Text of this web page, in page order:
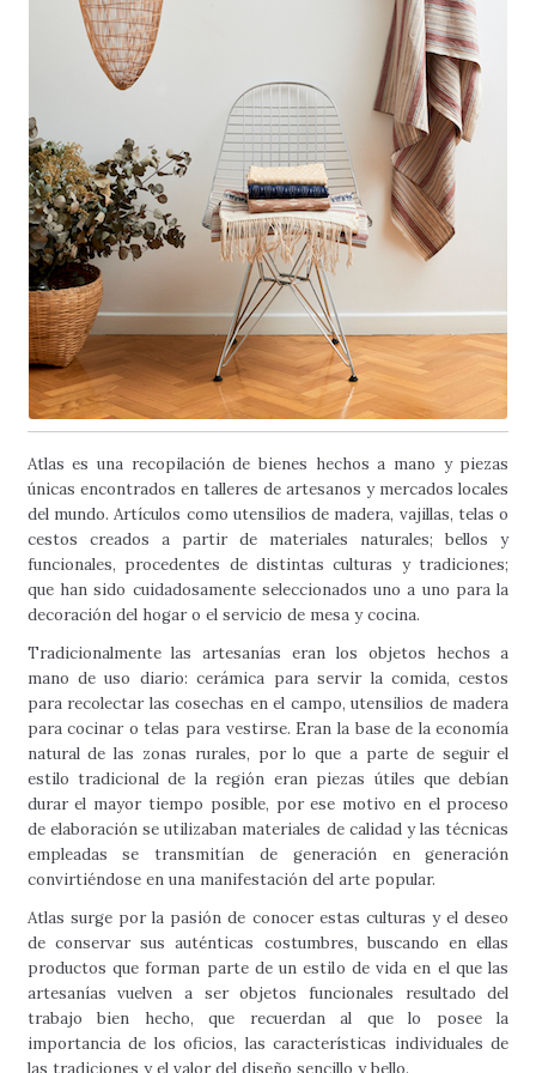
Atlas es una recopilación de bienes hechos a mano y piezas
únicas encontrados en talleres de artesanos y mercados locales
del mundo. Artículos como utensilios de madera, vajillas, telas o
cestos creados a partir de materiales naturales; bellos y
funcionales, procedentes de distintas culturas y tradiciones;
que han sido cuidadosamente seleccionados uno a uno para la
decoración del hogar o el servicio de mesa y cocina.
Tradicionalmente las artesanías eran los objetos hechos a
mano de uso diario: cerámica para servir la comida, cestos
para recolectar las cosechas en el campo, utensilios de madera
para cocinar o telas para vestirse. Eran la base de la economía
natural de las zonas rurales, por lo que a parte de seguir el
estilo tradicional de la región eran piezas útiles que debían
durar el mayor tiempo posible, por ese motivo en el proceso
de elaboración se utilizaban materiales de calidad y las técnicas
empleadas se transmitían de generación en generación
convirtiéndose en una manifestación del arte popular.
Atlas surge por la pasión de conocer estas culturas y el deseo
de conservar sus auténticas costumbres, buscando en ellas
productos que forman parte de un estilo de vida en el que las
artesanías vuelven a ser objetos funcionales resultado del
trabajo bien hecho, que recuerdan al que lo posee la
importancia de los oficios, las características individuales de